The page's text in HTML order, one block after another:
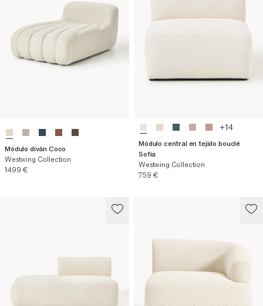
Módulo diván Coco
Westwing Collection
Precio actual
1499 €
+14
Módulo central en tejido bouclé
Sofia
Westwing Collection
Precio actual
759 €